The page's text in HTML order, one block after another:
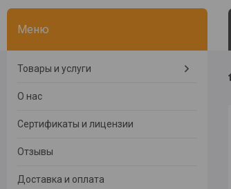
Товары и услуги
О нас
Сертификаты и лицензии
Отзывы
Доставка и оплата